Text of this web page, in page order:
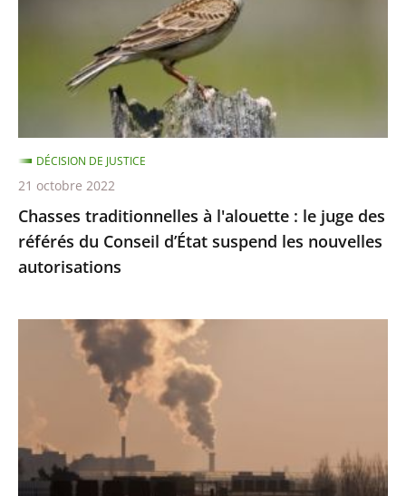
du
Conseil
d’État
suspend
les
nouvelles
Chasses traditionnelles à l'alouette : le juge des
référés du Conseil d’État suspend les nouvelles
autorisations
DÉCISION DE JUSTICE
21 octobre 2022
Pollution
Conseil
d'État